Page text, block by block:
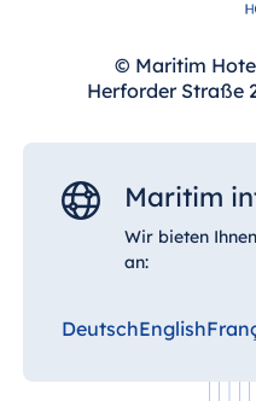
© Maritim
Herforder Straße
Maritim
Wir bieten
an:
DeutschEnglish